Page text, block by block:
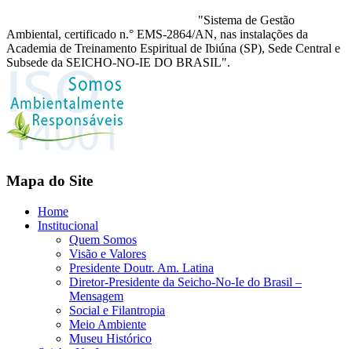
"Sistema de Gestão
Ambiental, certificado n.° EMS-2864/AN, nas instalações da
Academia de Treinamento Espiritual de Ibiúna (SP), Sede Central e
Subsede da SEICHO-NO-IE DO BRASIL".
Mapa do Site
Home
Institucional
Quem Somos
Visão e Valores
Presidente Doutr. Am. Latina
Diretor-Presidente da Seicho-No-Ie do Brasil –
Mensagem
Social e Filantropia
Meio Ambiente
Museu Histórico